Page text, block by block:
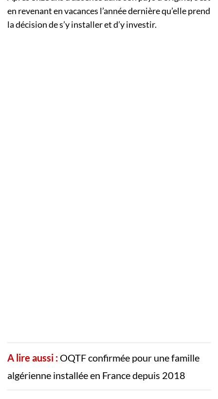
en revenant en vacances l’année dernière qu’elle prend
la décision de s’y installer et d’y investir.
A lire aussi : OQTF confirmée pour une famille
algérienne installée en France depuis 2018